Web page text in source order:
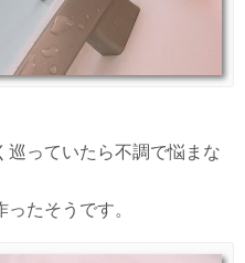
っていたら不調で悩まな
たそうです。